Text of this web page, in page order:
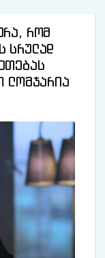
რომ
სრულად
ლომჯარია